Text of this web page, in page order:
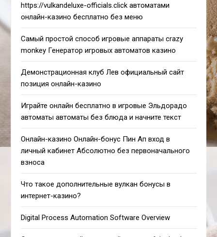
https://vulkandeluxe-officials.click автоматами
онлайн-казино бесплатно без меню
Самый простой способ игровые аппараты crazy
monkey Генератор игровых автоматов казино
Демонстрационная клуб Лев официальный сайт
позиция онлайн-казино
Играйте онлайн бесплатно в игровые Эльдорадо
автоматы автоматы без блюда и начните текст
Онлайн-казино Онлайн-бонус Пин Ап вход в
личный кабинет Абсолютно без первоначального
взноса
Что такое дополнительные вулкан бонусы в
интернет-казино?
Digital Process Automation Software Overview